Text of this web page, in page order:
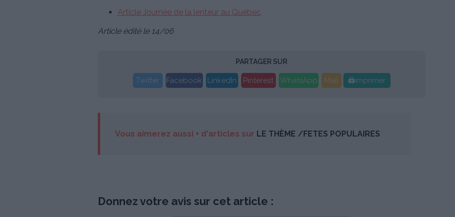
Article Journée de la lenteur au Québec
Article édité le 14/06
PARTAGER SUR
Twitter Facebook LinkedIn Pinterest WhatsApp Mail 🖨imprimer
Vous aimerez aussi + d'articles sur LE THÈME /FETES POPULAIRES
Donnez votre avis sur cet article :